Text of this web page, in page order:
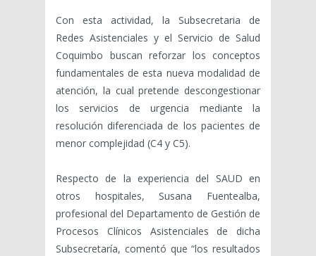
Con esta actividad, la Subsecretaria de
Redes Asistenciales y el Servicio de Salud
Coquimbo buscan reforzar los conceptos
fundamentales de esta nueva modalidad de
atención, la cual pretende descongestionar
los servicios de urgencia mediante la
resolución diferenciada de los pacientes de
menor complejidad (C4 y C5).
Respecto de la experiencia del SAUD en
otros hospitales, Susana Fuentealba,
profesional del Departamento de Gestión de
Procesos Clínicos Asistenciales de dicha
Subsecretaría, comentó que “los resultados